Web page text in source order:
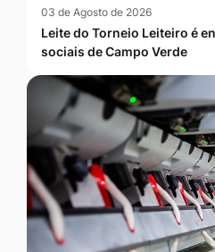
03 de Agosto de 2026
Leite do Torneio Leiteiro é
sociais de Campo Verde